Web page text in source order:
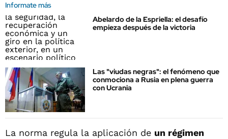
Informate más
Abelardo de la Espriella: el desafío
empieza después de la victoria
Las "viudas negras": el fenómeno que
conmociona a Rusia en plena guerra
con Ucrania
La norma regula la aplicación de un régimen